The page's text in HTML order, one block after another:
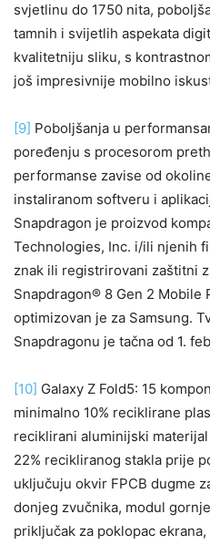
svjetlinu do 1750 nita,
tamnih i svijetlih aspekata
kvalitetniju sliku, s
još impresivnije mobilno
[9] Poboljšanja u
poređenju s procesorom
performanse zavise od
instaliranom softveru i
Snapdragon je proizvod
Technologies, Inc. i/ili njenih
znak ili registrirovani zaštitni
Snapdragon® 8 Gen 2 Mobile
optimizovan je za Samsung.
Snapdragonu je tačna od 1.
[10] Galaxy Z Fold5: 15
minimalno 10% reciklirane
reciklirani aluminijski
22% recikliranog stakla prije
uključuju okvir FPCB dugme
donjeg zvučnika, modul
priključak za poklopac